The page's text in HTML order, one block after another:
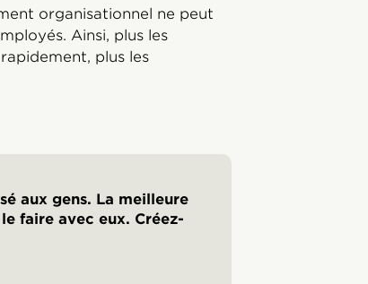
organisationnel ne peut
Ainsi, plus les
plus les
aux gens. La meilleure
faire avec eux. Créez-